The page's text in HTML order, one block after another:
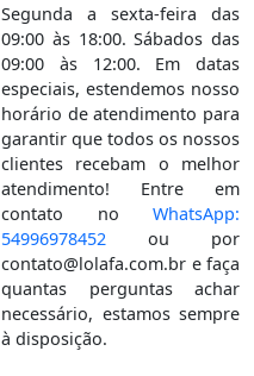
Segunda a sexta-feira das
09:00 às 18:00. Sábados das
09:00 às 12:00. Em datas
especiais, estendemos nosso
horário de atendimento para
garantir que todos os nossos
clientes recebam o melhor
atendimento! Entre em
contato no WhatsApp:
54996978452 ou por
contato@lolafa.com.br e faça
quantas perguntas achar
necessário, estamos sempre
à disposição.